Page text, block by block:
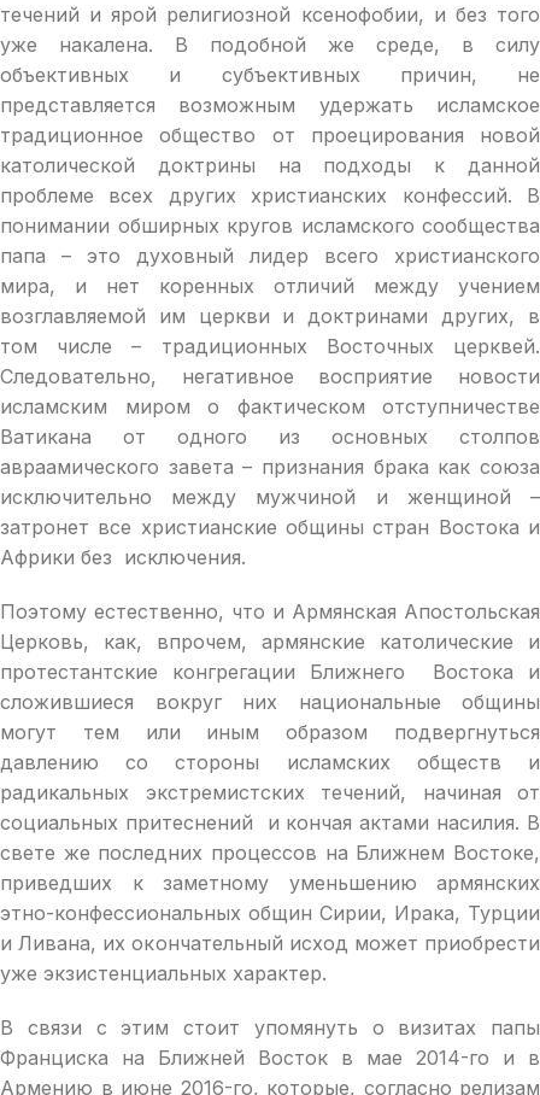
течений и ярой религиозной ксенофобии, и без того
уже накалена. В подобной же среде, в силу
объективных и субъективных причин, не
представляется возможным удержать исламское
традиционное общество от проецирования новой
католической доктрины на подходы к данной
проблеме всех других христианских конфессий. В
понимании обширных кругов исламского сообщества
папа – это духовный лидер всего христианского
мира, и нет коренных отличий между учением
возглавляемой им церкви и доктринами других, в
том числе – традиционных Восточных церквей.
Следовательно, негативное восприятие новости
исламским миром о фактическом отступничестве
Ватикана от одного из основных столпов
авраамического завета – признания брака как союза
исключительно между мужчиной и женщиной –
затронет все христианские общины стран Востока и
Африки без исключения.
Поэтому естественно, что и Армянская Апостольская
Церковь, как, впрочем, армянские католические и
протестантские конгрегации Ближнего Востока и
сложившиеся вокруг них национальные общины
могут тем или иным образом подвергнуться
давлению со стороны исламских обществ и
радикальных экстремистских течений, начиная от
социальных притеснений и кончая актами насилия. В
свете же последних процессов на Ближнем Востоке,
приведших к заметному уменьшению армянских
этно-конфессиональных общин Сирии, Ирака, Турции
и Ливана, их окончательный исход может приобрести
уже экзистенциальных характер.
В связи с этим стоит упомянуть о визитах папы
Франциска на Ближней Восток в мае 2014-го и в
Армению в июне 2016-го, которые, согласно релизам